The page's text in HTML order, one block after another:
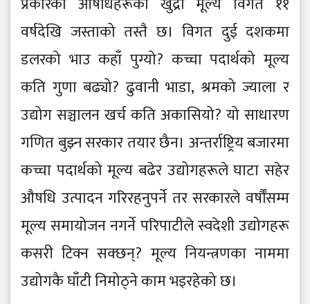
वर्षदेखि जस्ताको तस्तै छ। विगत दुई दशकमा
डलरको भाउ कहाँ पुग्यो? कच्चा पदार्थको मूल्य
कति गुणा बढ्यो? ढुवानी भाडा, श्रमको ज्याला र
उद्योग सञ्चालन खर्च कति अकासियो? यो साधारण
गणित बुझ्न सरकार तयार छैन। अन्तर्राष्ट्रिय बजारमा
कच्चा पदार्थको मूल्य बढेर उद्योगहरूले घाटा सहेर
औषधि उत्पादन गरिरहनुपर्ने तर सरकारले वर्षौँसम्म
मूल्य समायोजन नगर्ने परिपाटीले स्वदेशी उद्योगहरू
कसरी टिक्न सक्छन्? मूल्य नियन्त्रणका नाममा
उद्योगकै घाँटी निमोठ्ने काम भइरहेको छ।